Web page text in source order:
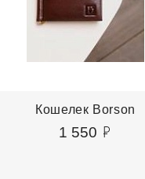
Кошелек Borson
1 550